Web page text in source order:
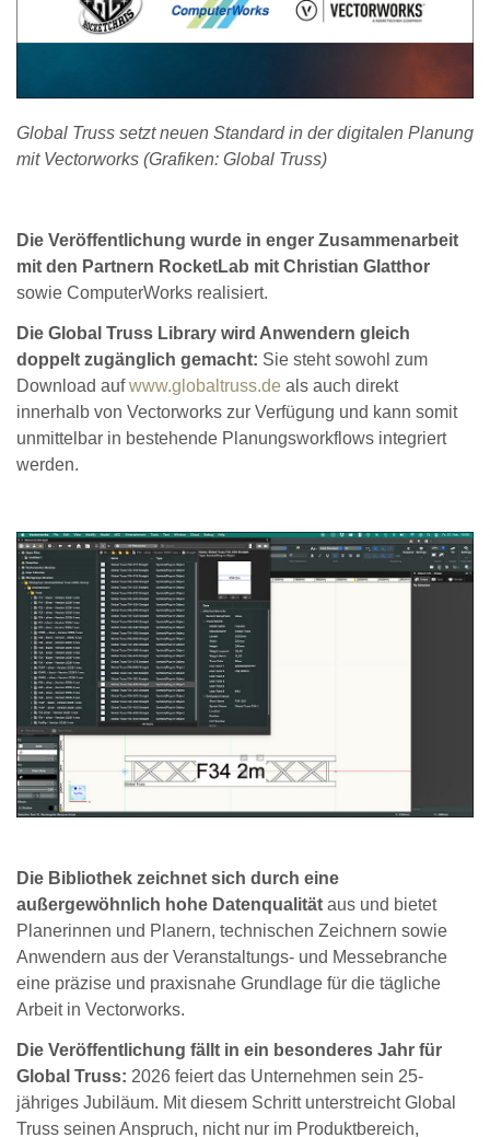
Global Truss setzt neuen Standard in der digitalen Planung
mit Vectorworks (Grafiken: Global Truss)
Die Veröffentlichung wurde in enger Zusammenarbeit
mit den Partnern RocketLab mit Christian Glatthor
sowie ComputerWorks realisiert.
Die Global Truss Library wird Anwendern gleich
doppelt zugänglich gemacht: Sie steht sowohl zum
Download aufwww.globaltruss.de als auch direkt
innerhalb von Vectorworks zur Verfügung und kann somit
unmittelbar in bestehende Planungsworkflows integriert
werden.
Die Bibliothek zeichnet sich durch eine
außergewöhnlich hohe Datenqualität aus und bietet
Planerinnen und Planern, technischen Zeichnern sowie
Anwendern aus der Veranstaltungs- und Messebranche
eine präzise und praxisnahe Grundlage für die tägliche
Arbeit in Vectorworks.
Die Veröffentlichung fällt in ein besonderes Jahr für
Global Truss: 2026 feiert das Unternehmen sein 25-
jähriges Jubiläum. Mit diesem Schritt unterstreicht Global
Truss seinen Anspruch, nicht nur im Produktbereich,